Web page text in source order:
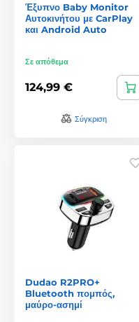
Έξυπνο Baby Monitor
Αυτοκινήτου με CarPlay
και Android Auto
Σε απόθεμα
124,99 €
Σύγκριση
Dudao R2PRO+
Bluetooth πομπός,
μαύρο-ασημί